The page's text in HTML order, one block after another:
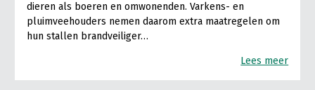
dieren als boeren en omwonenden. Varkens- en
pluimveehouders nemen daarom extra maatregelen om
hun stallen brandveiliger…
Lees meer